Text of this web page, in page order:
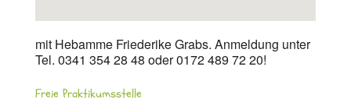
mit Hebamme Friederike Grabs. Anmeldung unter
Tel. 0341 354 28 48 oder 0172 489 72 20!
Freie Praktikumsstelle